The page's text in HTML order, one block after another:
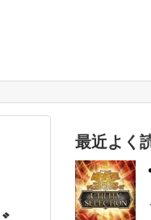
最近よく